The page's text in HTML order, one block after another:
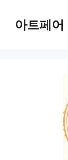
아트페어